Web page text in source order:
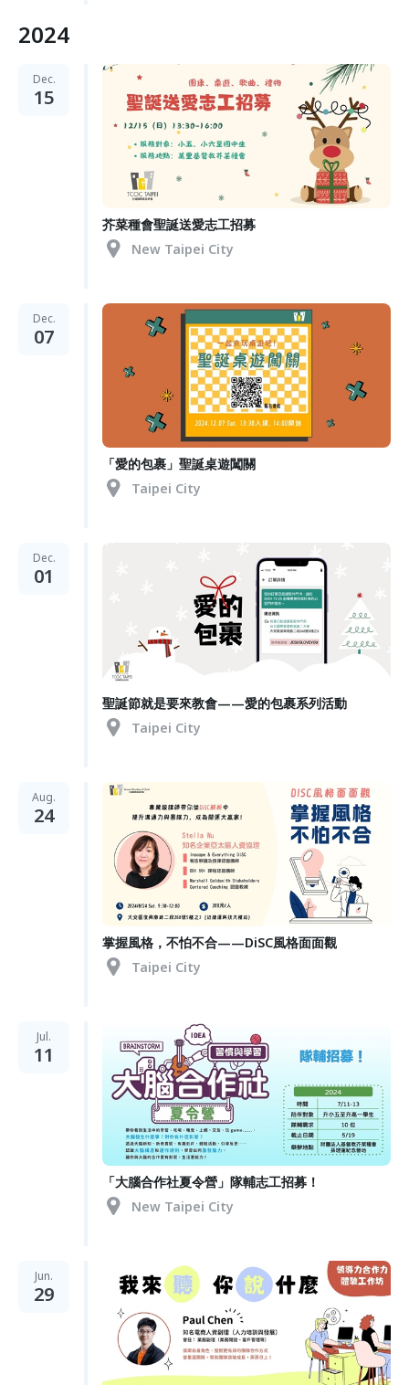
2024
Dec.
15
芥菜種會聖誕送愛志工招募
New Taipei City
Dec.
07
「愛的包裹」聖誕桌遊闖關
Taipei City
Dec.
01
聖誕節就是要來教會——愛的包裹系列活動
Taipei City
Aug.
24
掌握風格，不怕不合——DiSC風格面面觀
Taipei City
Jul.
11
「大腦合作社夏令營」隊輔志工招募！
New Taipei City
Jun.
29